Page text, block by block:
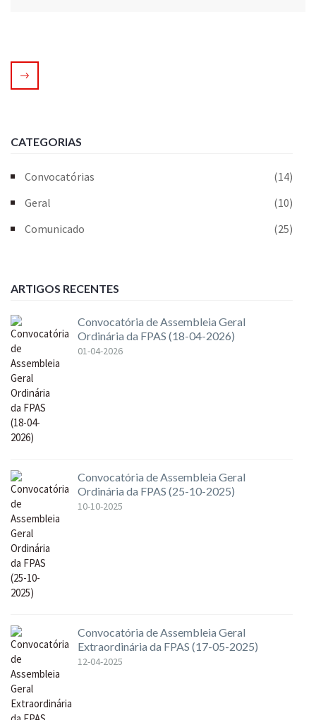
CATEGORIAS
Convocatórias
(14)
Geral
(10)
Comunicado
(25)
ARTIGOS RECENTES
Convocatória de Assembleia Geral
Ordinária da FPAS (18-04-2026)
01-04-2026
Convocatória de Assembleia Geral
Ordinária da FPAS (25-10-2025)
10-10-2025
Convocatória de Assembleia Geral
Extraordinária da FPAS (17-05-2025)
12-04-2025